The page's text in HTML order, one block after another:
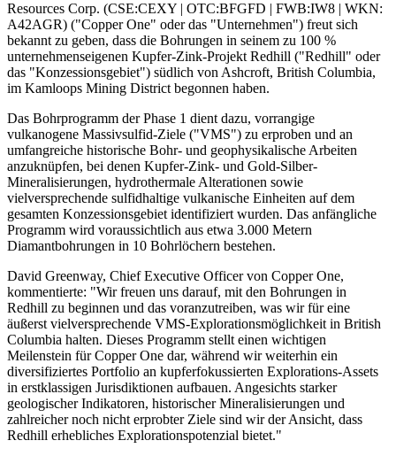
Resources Corp. (CSE:CEXY | OTC:BFGFD | FWB:IW8 | WKN:
A42AGR) ("Copper One" oder das "Unternehmen") freut sich
bekannt zu geben, dass die Bohrungen in seinem zu 100 %
unternehmenseigenen Kupfer-Zink-Projekt Redhill ("Redhill" oder
das "Konzessionsgebiet") südlich von Ashcroft, British Columbia,
im Kamloops Mining District begonnen haben.
Das Bohrprogramm der Phase 1 dient dazu, vorrangige
vulkanogene Massivsulfid-Ziele ("VMS") zu erproben und an
umfangreiche historische Bohr- und geophysikalische Arbeiten
anzuknüpfen, bei denen Kupfer-Zink- und Gold-Silber-
Mineralisierungen, hydrothermale Alterationen sowie
vielversprechende sulfidhaltige vulkanische Einheiten auf dem
gesamten Konzessionsgebiet identifiziert wurden. Das anfängliche
Programm wird voraussichtlich aus etwa 3.000 Metern
Diamantbohrungen in 10 Bohrlöchern bestehen.
David Greenway, Chief Executive Officer von Copper One,
kommentierte: "Wir freuen uns darauf, mit den Bohrungen in
Redhill zu beginnen und das voranzutreiben, was wir für eine
äußerst vielversprechende VMS-Explorationsmöglichkeit in British
Columbia halten. Dieses Programm stellt einen wichtigen
Meilenstein für Copper One dar, während wir weiterhin ein
diversifiziertes Portfolio an kupferfokussierten Explorations-Assets
in erstklassigen Jurisdiktionen aufbauen. Angesichts starker
geologischer Indikatoren, historischer Mineralisierungen und
zahlreicher noch nicht erprobter Ziele sind wir der Ansicht, dass
Redhill erhebliches Explorationspotenzial bietet."